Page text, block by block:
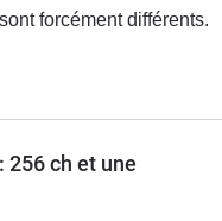
forcément différents.
256 ch et une